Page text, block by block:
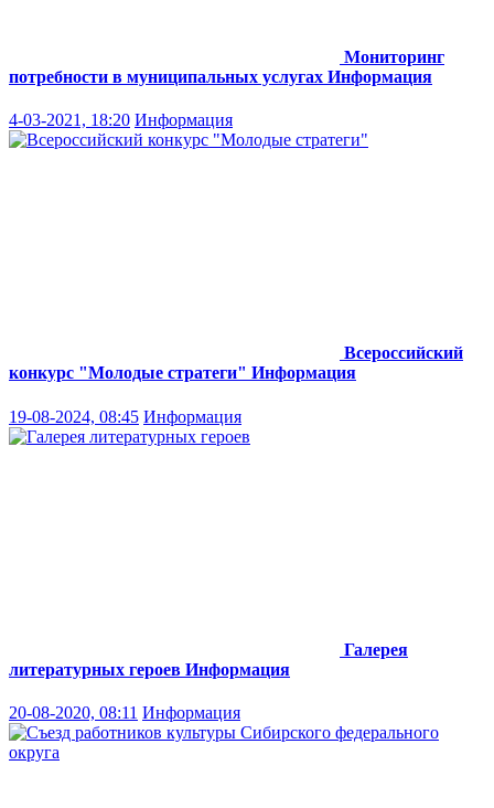
Мониторинг
потребности в муниципальных услугах Информация
4-03-2021, 18:20 Информация
Всероссийский
конкурс "Молодые стратеги" Информация
19-08-2024, 08:45 Информация
Галерея
литературных героев Информация
20-08-2020, 08:11 Информация